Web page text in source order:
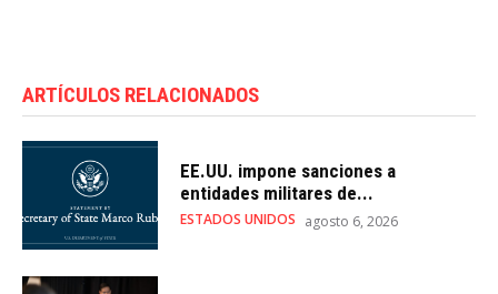
ARTÍCULOS RELACIONADOS
EE.UU. impone sanciones a
entidades militares de...
ESTADOS UNIDOS agosto 6, 2026